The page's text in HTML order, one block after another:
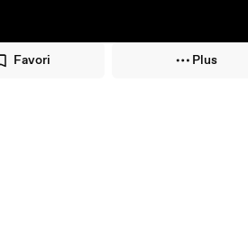
Favori Plus